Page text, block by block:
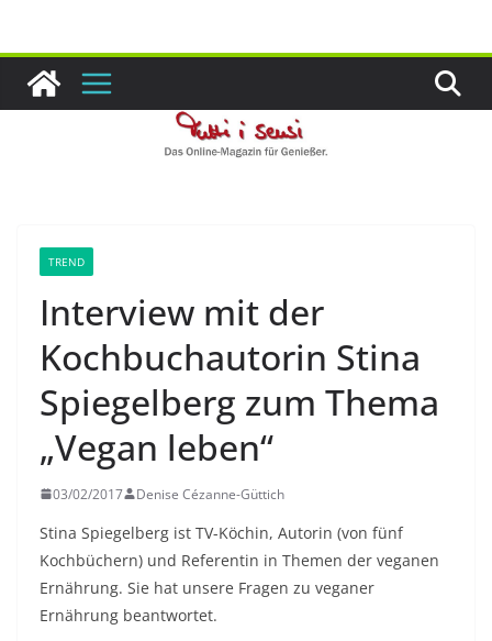
springen
TREND
Interview mit der
Kochbuchautorin Stina
Spiegelberg zum Thema
„Vegan leben“
03/02/2017 Denise Cézanne-Güttich
Stina Spiegelberg ist TV-Köchin, Autorin (von fünf
Kochbüchern) und Referentin in Themen der veganen
Ernährung. Sie hat unsere Fragen zu veganer
Ernährung beantwortet.